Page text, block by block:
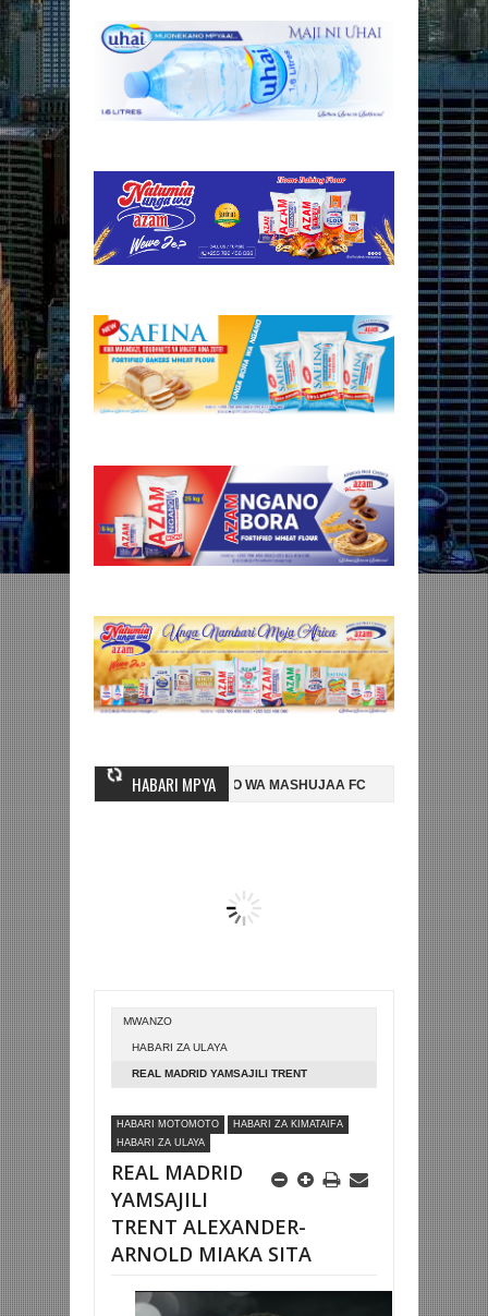
HABARI MPYA
NI HUSSEIN MIHAMBO WA MASHUJAA FC AZAM FC YASAJILI
KUTINGA FAINALI KOMBE LA DUNIA BETPAWA YADHAMINI LIGI
MWANZO
HABARI ZA ULAYA
REAL MADRID YAMSAJILI TRENT
HABARI MOTOMOTO
HABARI ZA KIMATAIFA
HABARI ZA ULAYA
REAL MADRID
YAMSAJILI
TRENT ALEXANDER-
ARNOLD MIAKA SITA